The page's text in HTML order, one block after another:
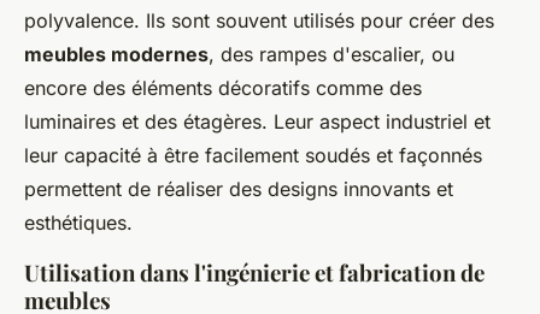
polyvalence. Ils sont souvent utilisés pour créer des
meubles modernes, des rampes d'escalier, ou
encore des éléments décoratifs comme des
luminaires et des étagères. Leur aspect industriel et
leur capacité à être facilement soudés et façonnés
permettent de réaliser des designs innovants et
esthétiques.
Utilisation dans l'ingénierie et fabrication de
meubles